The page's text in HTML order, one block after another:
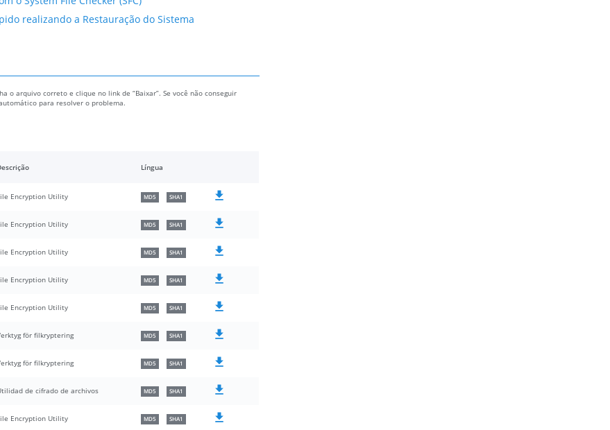
realizando a Restauração do Sistema
o arquivo correto e clique no link de “Baixar”. Se você não conseguir
para resolver o problema.
Língua
Encryption Utility MD5 SHA1
Encryption Utility MD5 SHA1
Encryption Utility MD5 SHA1
Encryption Utility MD5 SHA1
Encryption Utility MD5 SHA1
för filkryptering MD5 SHA1
för filkryptering MD5 SHA1
de cifrado de archivos MD5 SHA1
Encryption Utility MD5 SHA1